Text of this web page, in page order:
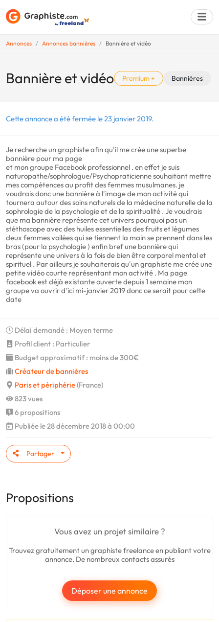
Annonces Annonces bannières Bannière et vidéo
Bannière et vidéo Premium + Bannières
Cette annonce a été fermée le 23 janvier 2019.
Je recherche un graphiste afin qu'il me crée une superbe
bannière pour ma page
et mon groupe Facebook professionnel . en effet je suis
naturopathe/sophrologue/Psychopraticienne souhaitant mettre
mes compétences au profit des femmes musulmanes. je
voudrais donc une bannière à l'image de mon activité qui
tournera autour des soins naturels de la médecine naturelle de la
sophrologie de la psychologie et de la spiritualité . Je voudrais
que ma bannière représente cet univers pourquoi pas un
stéthoscope avec des huiles essentielles des fruits et légumes
deux femmes voilées qui se tiennent la main se prennent dans les
bras (pour la psychologie ) enfin bref une bannière qui
représente une univers à la fois de bien être corporel mental et
spirituel . Par ailleurs je souhaiterais qu'un graphiste me crée une
petite vidéo courte représentant mon activité . Ma page
facebook est déjà existante ouverte depuis 1 semaine mon
groupe va ouvrir d'ici mi-janvier 2019 donc ce serait pour cette
date
Délai demandé : Moyen terme
Profil client : Particulier
Budget approximatif : moins de 300€
Créateur de bannières
Paris et périphérie(France)
823 vues
6 propositions
Publiée le 28 décembre 2018 à 00:00
Partager
Propositions
Vous avez un projet similaire ?
Trouvez gratuitement un graphiste freelance en publiant votre
annonce. De nombreux contacts assurés
Déposer une annonce